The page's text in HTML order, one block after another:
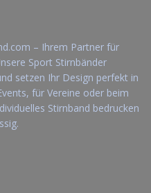
– Ihrem Partner für
Sport Stirnbänder
setzen Ihr Design perfekt in
für Vereine oder beim
Stirnband bedrucken